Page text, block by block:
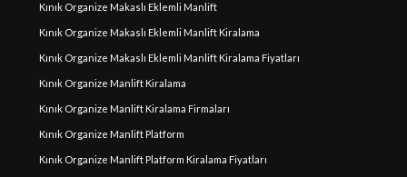
Kınık Organize Makaslı Eklemli Manlift
Kınık Organize Makaslı Eklemli Manlift Kiralama
Kınık Organize Makaslı Eklemli Manlift Kiralama Fiyatları
Kınık Organize Manlift Kiralama
Kınık Organize Manlift Kiralama Firmaları
Kınık Organize Manlift Platform
Kınık Organize Manlift Platform Kiralama Fiyatları